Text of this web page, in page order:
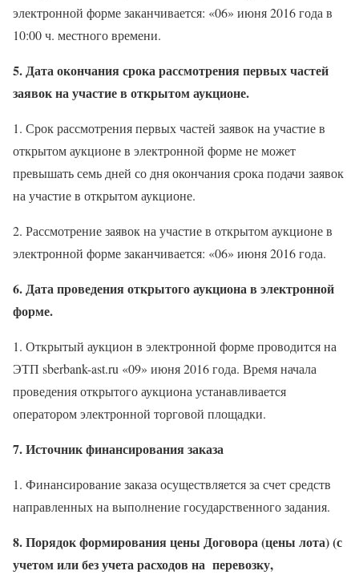
электронной форме заканчивается: «06» июня 2016 года в
10:00 ч. местного времени.
5. Дата окончания срока рассмотрения первых частей
заявок на участие в открытом аукционе.
1. Срок рассмотрения первых частей заявок на участие в
открытом аукционе в электронной формене может
превышать семь дней со дня окончания срока подачи заявок
на участие в открытом аукционе.
2. Рассмотрение заявок на участие в открытом аукционе в
электронной форме заканчивается: «06» июня 2016 года.
6. Дата проведения открытого аукциона в электронной
форме.
1. Открытый аукцион в электронной форме проводится на
ЭТП sberbank-ast.ru «09» июня 2016 года. Время начала
проведения открытого аукциона устанавливается
оператором электронной торговой площадки.
7. Источник финансирования заказа
1. Финансирование заказа осуществляется за счет средств
направленных на выполнение государственного задания.
8. Порядок формирования цены Договора (цены лота) (с
учетом или без учета расходов на перевозку,